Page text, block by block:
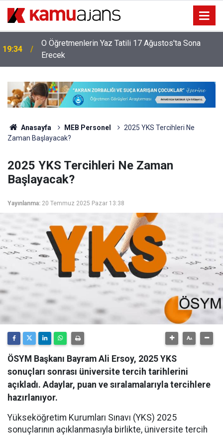
19:34
O Öğretmenlerin Yaz Tatili 17 Ağustos'ta Sona
Erecek
Anasayfa MEB Personel
2025 YKS Tercihleri Ne
Zaman Başlayacak?
2025 YKS Tercihleri Ne Zaman
Başlayacak?
Yayınlanma: 20 Temmuz 2025 Pazar 13:38
ÖSYM Başkanı Bayram Ali Ersoy, 2025 YKS
sonuçları sonrası üniversite tercih tarihlerini
açıkladı. Adaylar, puan ve sıralamalarıyla tercihlere
hazırlanıyor.
Yükseköğretim Kurumları Sınavı (YKS) 2025
sonuçlarının açıklanmasıyla birlikte, üniversite tercih